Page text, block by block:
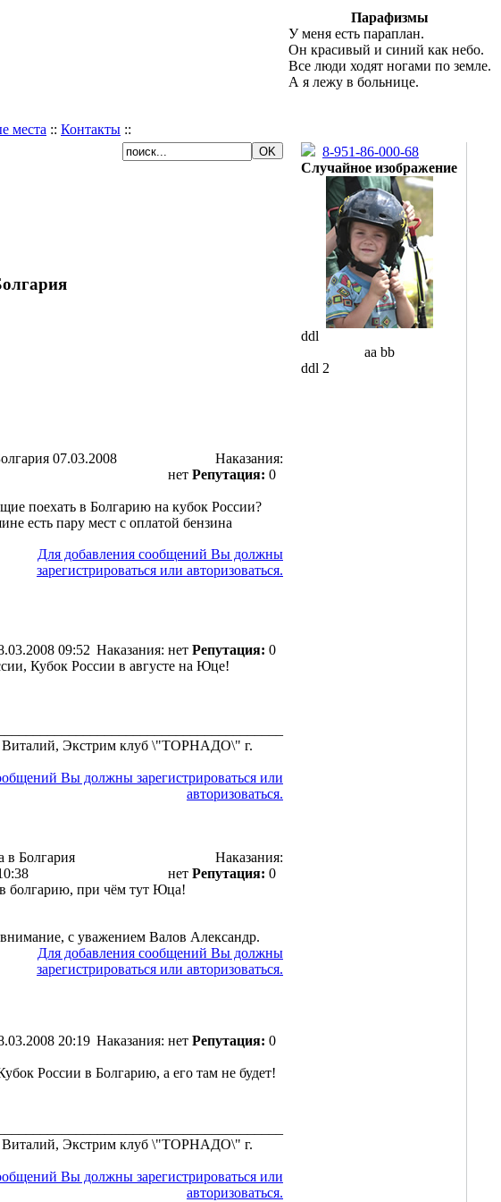
Парафизмы
У меня есть параплан.
Он красивый и синий как небо.
Все люди ходят ногами по земле.
А я лежу в больнице.
места :: Контакты ::
07.03.2008
Наказания:
нет Репутация: 0
поехать в Болгарию на кубок России?
есть пару мест с оплатой бензина
Для добавления сообщений Вы должны
зарегистрироваться или авторизоваться.
09:52 Наказания: нет Репутация: 0
Кубок России в августе на Юце!
Экстрим клуб \"ТОРНАДО\" г.
Вы должны зарегистрироваться или
авторизоваться.
в Болгария
Наказания:
нет Репутация: 0
болгарию, при чём тут Юца!
с уважением Валов Александр.
Для добавления сообщений Вы должны
зарегистрироваться или авторизоваться.
20:19 Наказания: нет Репутация: 0
России в Болгарию, а его там не будет!
Экстрим клуб \"ТОРНАДО\" г.
Вы должны зарегистрироваться или
авторизоваться.
8-951-86-000-68
Случайное изображение
ddl
aa bb
ddl 2